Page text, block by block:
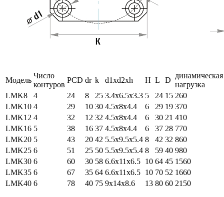
Модель
Число
контуров
PCD dr k d1xd2xh H L D
динамическая
нагрузка
LMK8
4 24 8 25 3.4х6.5х3.3 5 24 15 260
LMK10 4 29 10 30 4.5х8х4.4 6 29 19 370
LMK12 4 32 12 32 4.5х8х4.4 6 30 21 410
LMK16 5 38 16 37 4.5х8х4.4 6 37 28 770
LMK20 5 43 20 42 5.5х9.5х5.4 8 42 32 860
LMK25 6 51 25 50 5.5х9.5х5.4 8 59 40 980
LMK30 6 60 30 58 6.6х11х6.5 10 64 45 1560
LMK35 6 67 35 64 6.6х11х6.5 10 70 52 1660
LMK40 6 78 40 75 9х14х8.6 13 80 60 2150